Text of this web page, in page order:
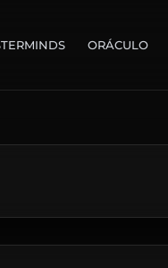
ORÁCULO